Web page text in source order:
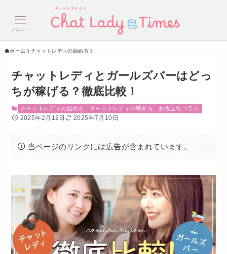
メニュー
ホーム チャットレディの始め方
チャットレディとガールズバーはどっ
ちが稼げる？徹底比較！
チャットレディの始め方 チャットレディの稼ぎ方 お役立ちコラム
2025年2月12日 2025年7月10日
当ページのリンクには広告が含まれています。